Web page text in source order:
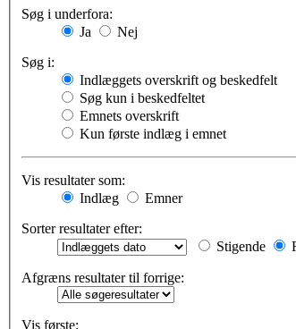
Søg i underfora:
Ja
Nej
Søg i:
Indlæggets overskrift og beskedfelt
Søg kun i beskedfeltet
Emnets overskrift
Kun første indlæg i emnet
Vis resultater som:
Indlæg
Emner
Sorter resultater efter:
Stigende
Afgræns resultater til forrige:
Vis første: